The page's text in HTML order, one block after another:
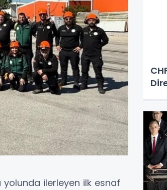
yolunda ilerleyen ilk esnaf